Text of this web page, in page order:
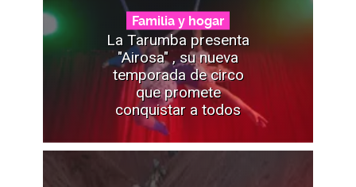
Familia y hogar
La Tarumba presenta
"Airosa" , su nueva
temporada de circo
que promete
conquistar a todos